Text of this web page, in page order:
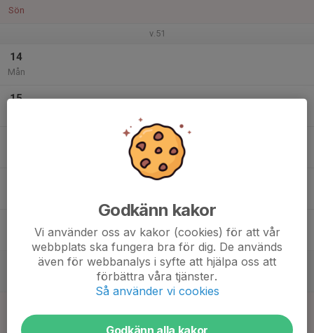
Sön
v.51
14
Mån
15
Sön
Godkänn kakor
Vi använder oss av kakor (cookies) för att vår
webbplats ska fungera bra för dig. De används
även för webbanalys i syfte att hjälpa oss att
förbättra våra tjänster.
Så använder vi cookies
Godkänn alla kakor